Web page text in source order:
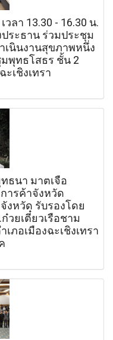
ลา 13.30 - 16.30 น.
ระธาน ร่วมประชุม
เนินงานสุขภาพหนึ่ง
มพุทธโสธร ชั้น 2
เชิงเทรา
ธนา มาตเจือ
ารค้าจังหวัด
งหวัด รับรองโดย
วยเตี๋ยวเรือชาม
ภอเมืองฉะเชิงเทรา